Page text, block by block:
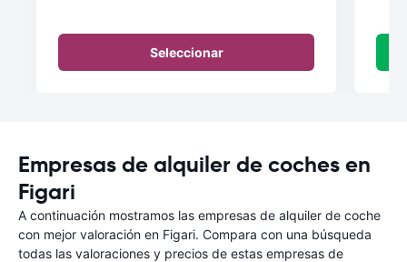
Seleccionar
Empresas de alquiler de coches en
Figari
A continuación mostramos las empresas de alquiler de coche
con mejor valoración en Figari. Compara con una búsqueda
todas las valoraciones y precios de estas empresas de